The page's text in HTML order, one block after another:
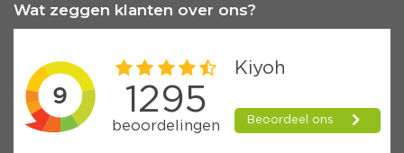
Wat zeggen klanten over ons?